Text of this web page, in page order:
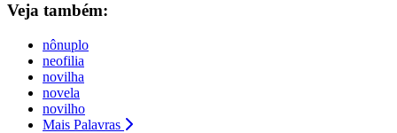
Veja também:
nônuplo
neofilia
novilha
novela
novilho
Mais Palavras